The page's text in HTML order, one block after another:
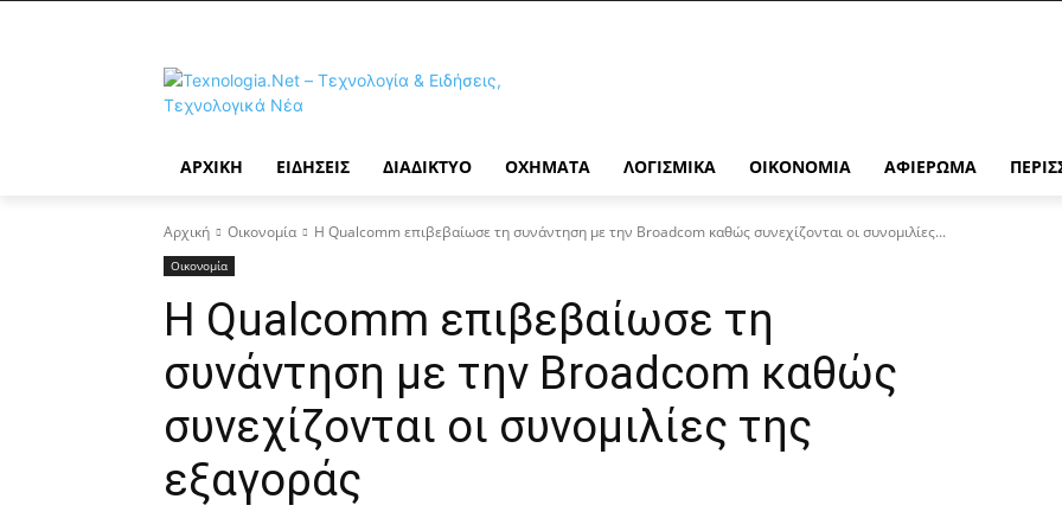
ΑΡΧΙΚΉ ΕΙΔΉΣΕΙΣ ΔΙΑΔΊΚΤΥΟ ΟΧΉΜΑΤΑ ΛΟΓΙΣΜΙΚΆ ΟΙΚΟΝΟΜΊΑ ΑΦΙΈΡΩΜΑ
Αρχική Οικονομία Η Qualcomm επιβεβαίωσε τη συνάντηση με την Broadcom καθώς συνεχίζονται οι συνομιλίες...
Οικονομία
Η Qualcomm επιβεβαίωσε τη
συνάντηση με την Broadcom καθώς
συνεχίζονται οι συνομιλίες της
εξαγοράς